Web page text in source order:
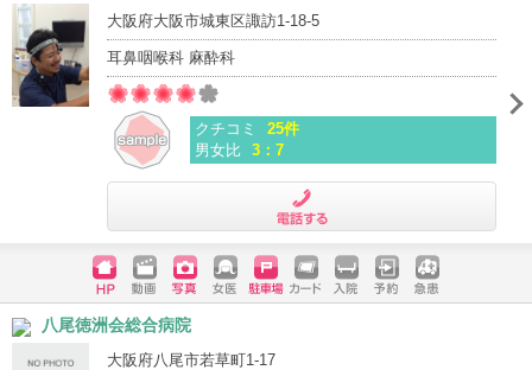
大阪府大阪市城東区諏訪1-18-5
耳鼻咽喉科 麻酔科
クチコミ
25件
男女比 3：7
ホームペ
ージ
動画 写真 女医 駐車場
クレジッ
入院 予約 急患
八尾徳洲会総合病院
大阪府八尾市若草町1-17